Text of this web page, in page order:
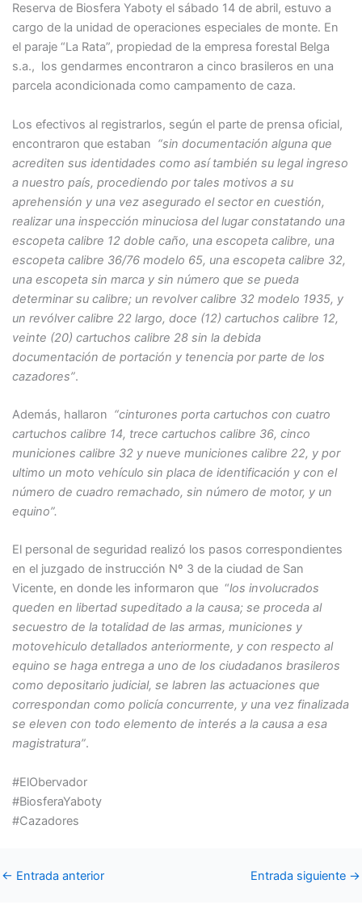
Reserva de Biosfera Yaboty el sábado 14 de abril, estuvo a
cargo de la unidad de operaciones especiales de monte. En
el paraje “La Rata”, propiedad de la empresa forestal Belga
s.a., los gendarmes encontraron a cinco brasileros en una
parcela acondicionada como campamento de caza.
Los efectivos al registrarlos, según el parte de prensa oficial,
encontraron que estaban “sin documentación alguna que
acrediten sus identidades como así también su legal ingreso
a nuestro país, procediendo por tales motivos a su
aprehensión y una vez asegurado el sector en cuestión,
realizar una inspección minuciosa del lugar constatando una
escopeta calibre 12 doble caño, una escopeta calibre, una
escopeta calibre 36/76 modelo 65, una escopeta calibre 32,
una escopeta sin marca y sin número que se pueda
determinar su calibre; un revolver calibre 32 modelo 1935, y
un revólver calibre 22 largo, doce (12) cartuchos calibre 12,
veinte (20) cartuchos calibre 28 sin la debida
documentación de portación y tenencia por parte de los
cazadores”.
Además, hallaron “cinturones porta cartuchos con cuatro
cartuchos calibre 14, trece cartuchos calibre 36, cinco
municiones calibre 32 y nueve municiones calibre 22, y por
ultimo un moto vehículo sin placa de identificación y con el
número de cuadro remachado, sin número de motor, y un
equino”.
El personal de seguridad realizó los pasos correspondientes
en el juzgado de instrucción Nº 3 de la ciudad de San
Vicente, en donde les informaron que “los involucrados
queden en libertad supeditado a la causa; se proceda al
secuestro de la totalidad de las armas, municiones y
motovehiculo detallados anteriormente, y con respecto al
equino se haga entrega a uno de los ciudadanos brasileros
como depositario judicial, se labren las actuaciones que
correspondan como policía concurrente, y una vez finalizada
se eleven con todo elemento de interés a la causa a esa
magistratura”.
#ElObervador
#BiosferaYaboty
#Cazadores
← Entrada anterior Entrada siguiente →